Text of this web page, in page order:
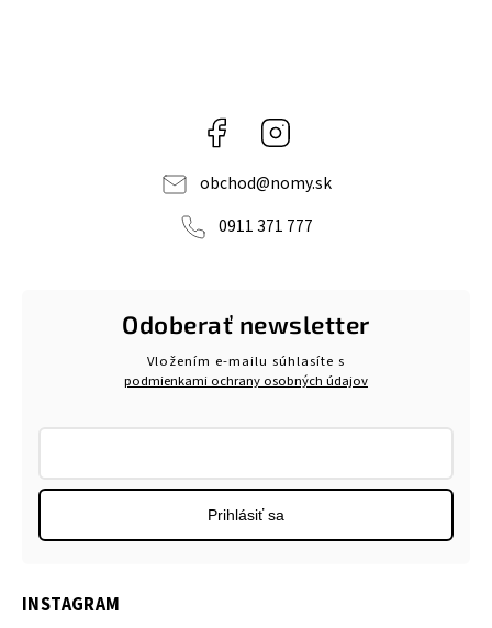
Facebook
obchod@nomy.sk
0911 371 777
Odoberať newsletter
Vložením e-mailu súhlasíte s
podmienkami ochrany osobných údajov
Prihlásiť sa
INSTAGRAM